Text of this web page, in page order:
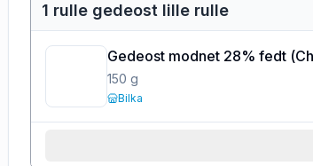
1 rulle gedeost lille rulle
Gedeost modnet 28% fedt (
150 g
Bilka